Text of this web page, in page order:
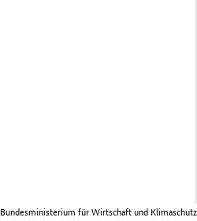
Bundesministerium für Wirtschaft und Klimaschutz